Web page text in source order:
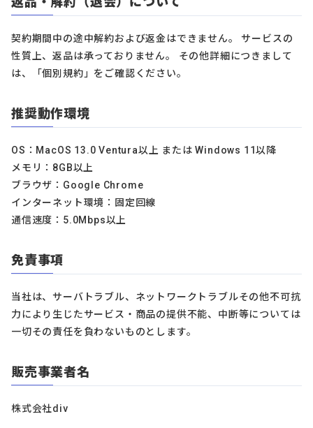
契約期間中の途中解約および返金はできません。 サービスの
性質上、返品は承っておりません。 その他詳細につきまして
は、「個別規約」をご確認ください。
推奨動作環境
OS：MacOS 13.0 Ventura以上 または Windows 11以降
メモリ：8GB以上
ブラウザ：Google Chrome
インターネット環境：固定回線
通信速度：5.0Mbps以上
免責事項
当社は、サーバトラブル、ネットワークトラブルその他不可抗
力により生じたサービス・商品の提供不能、中断等については
一切その責任を負わないものとします。
販売事業者名
株式会社div